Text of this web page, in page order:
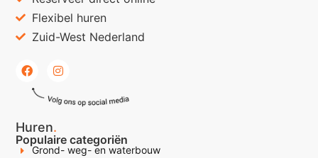
Flexibel huren
Zuid-West Nederland
Huren.
Populaire categoriën
Grond- weg- en waterbouw